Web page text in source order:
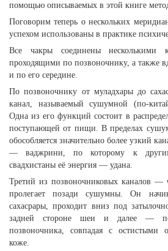
помощью описываемых в этой книге
Поговорим теперь о нескольких
успехом использованы в практике
Все чакры соединены несколькими
проходящими по позвоночнику, а также
и по его середине.
По позвоночнику от муладхары до
канал, называемый сушумной (по-
Одна из его функций состоит в
поступающей от пищи. В пределах
обособляется значительно более узкий
— ваджрини, по которому к
свадхистаны её энергия — удана.
Третий из позвоночниковых каналов
пролегает позади сушумны. Он
сахасрары, проходит вниз под
задней стороне шеи и далее —
позвоночника, совпадая с остистыми
коже.